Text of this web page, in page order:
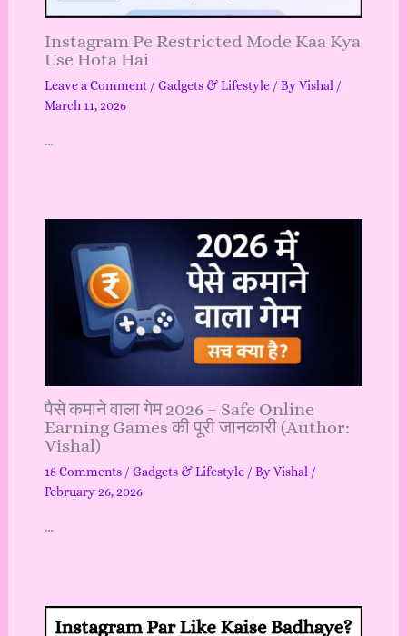
Instagram Pe Restricted Mode Kaa Kya
Use Hota Hai
Leave a Comment / Gadgets & Lifestyle/ ByVishal /
March 11, 2026
…
पैसे कमाने वाला गेम 2026 – Safe Online
Earning Games की पूरी जानकारी (Author:
Vishal)
18 Comments / Gadgets & Lifestyle/ ByVishal /
February 26, 2026
…